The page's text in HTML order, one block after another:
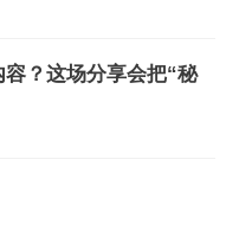
？这场分享会把“秘